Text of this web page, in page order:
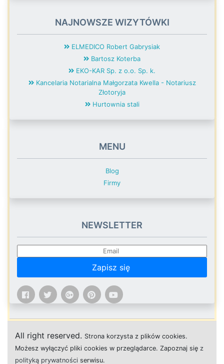
NAJNOWSZE WIZYTÓWKI
ELMEDICO Robert Gabrysiak
Bartosz Koterba
EKO-KAR Sp. z o.o. Sp. k.
Kancelaria Notarialna Małgorzata Kwella - Notariusz
Złotoryja
Hurtownia stali
MENU
Blog
Firmy
NEWSLETTER
Zapisz się
All right reserved. Strona korzysta z plików cookies.
Możesz wyłączyć pliki cookies w przeglądarce. Zapoznaj się z
polityką prywatności serwisu.